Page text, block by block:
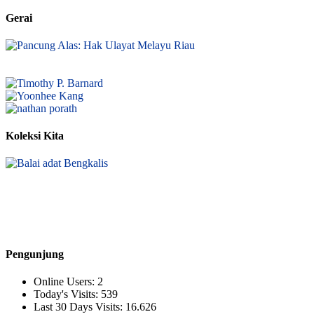
Gerai
Koleksi Kita
Pengunjung
Online Users: 2
Today's Visits: 539
Last 30 Days Visits: 16.626